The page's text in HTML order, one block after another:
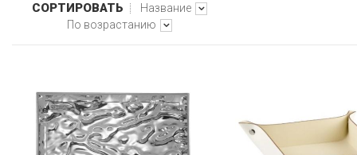
ХРОМИРОВАННЫЙ
СОРТИРОВАТЬ
Название
По возрастанию